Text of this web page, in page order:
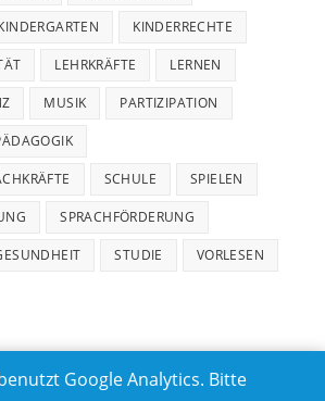
KINDERRECHTE
LEHRKRÄFTE LERNEN
MUSIK PARTIZIPATION
SCHULE SPIELEN
SPRACHFÖRDERUNG
STUDIE VORLESEN
Google Analytics. Bitte